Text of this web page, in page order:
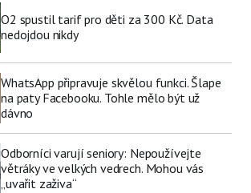
O2 spustil tarif pro děti za 300 Kč. Data
nedojdou nikdy
WhatsApp připravuje skvělou funkci. Šlape
na paty Facebooku. Tohle mělo být už
dávno
Odborníci varují seniory: Nepoužívejte
větráky ve velkých vedrech. Mohou vás
„uvařit zaživa“